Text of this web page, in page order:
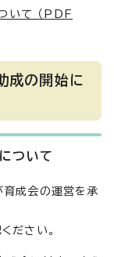
いて （PDF
成の開始に
ついて
育成会の運営を承
ださい。